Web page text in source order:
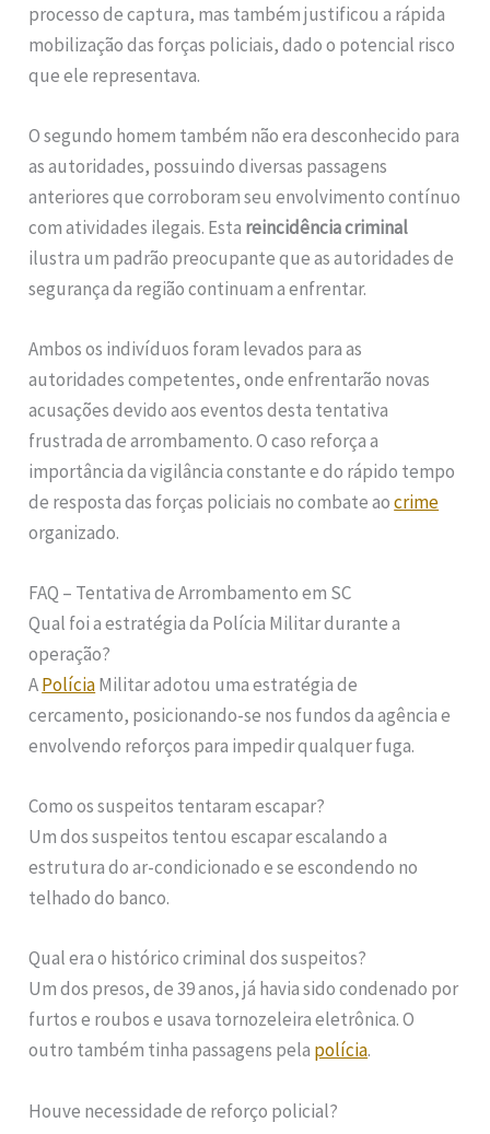
processo de captura, mas também justificou a rápida
mobilização das forças policiais, dado o potencial risco
que ele representava.
O segundo homem também não era desconhecido para
as autoridades, possuindo diversas passagens
anteriores que corroboram seu envolvimento contínuo
com atividades ilegais. Esta reincidência criminal
ilustra um padrão preocupante que as autoridades de
segurança da região continuam a enfrentar.
Ambos os indivíduos foram levados para as
autoridades competentes, onde enfrentarão novas
acusações devido aos eventos desta tentativa
frustrada de arrombamento. O caso reforça a
importância da vigilância constante e do rápido tempo
de resposta das forças policiais no combate aocrime
organizado.
FAQ – Tentativa de Arrombamento em SC
Qual foi a estratégia da Polícia Militar durante a
operação?
APolíciaMilitar adotou uma estratégia de
cercamento, posicionando-se nos fundos da agência e
envolvendo reforços para impedir qualquer fuga.
Como os suspeitos tentaram escapar?
Um dos suspeitos tentou escapar escalando a
estrutura do ar-condicionado e se escondendo no
telhado do banco.
Qual era o histórico criminal dos suspeitos?
Um dos presos, de 39 anos, já havia sido condenado por
furtos e roubos e usava tornozeleira eletrônica. O
outro também tinha passagens pela polícia.
Houve necessidade de reforço policial?